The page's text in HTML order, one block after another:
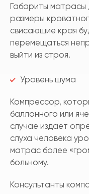
Габариты матрасы
размеры
свисающие края
перемещаться
выйти из строя.
Уровень шума
Компрессор,
баллонного или
случае издает
слуха человека
матрас более
больному.
Консультанты